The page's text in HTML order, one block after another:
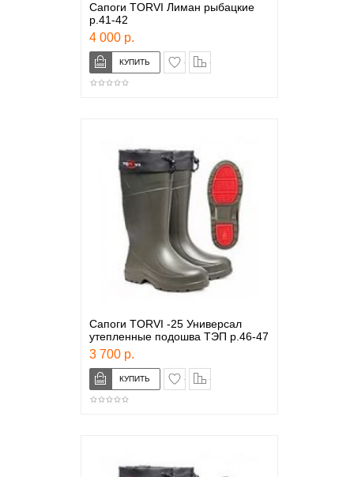
Сапоги TORVI Лиман рыбацкие
р.41-42
4 000 р.
в закладки
Сапоги TORVI -25 Универсал
утепленные подошва ТЭП р.46-47
3 700 р.
в закладки